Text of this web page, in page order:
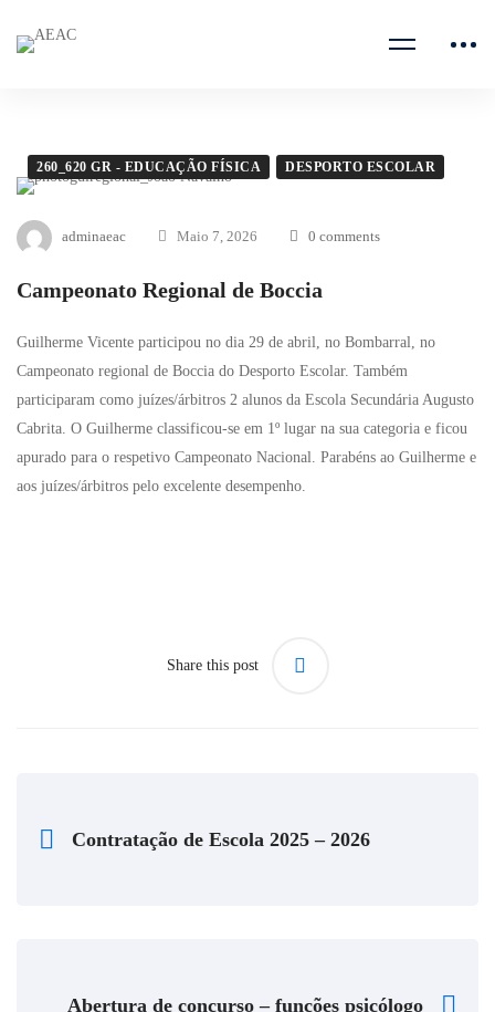
260_620 GR - EDUCAÇÃO FÍSICA DESPORTO ESCOLAR
adminaeac Maio 7, 2026 0 comments
Campeonato Regional de Boccia
Guilherme Vicente participou no dia 29 de abril, no Bombarral, no
Campeonato regional de Boccia do Desporto Escolar. Também
participaram como juízes/árbitros 2 alunos da Escola Secundária Augusto
Cabrita. O Guilherme classificou-se em 1º lugar na sua categoria e ficou
apurado para o respetivo Campeonato Nacional. Parabéns ao Guilherme e
aos juízes/árbitros pelo excelente desempenho.
Share this post
Contratação de Escola 2025 – 2026
Abertura de concurso – funções psicólogo